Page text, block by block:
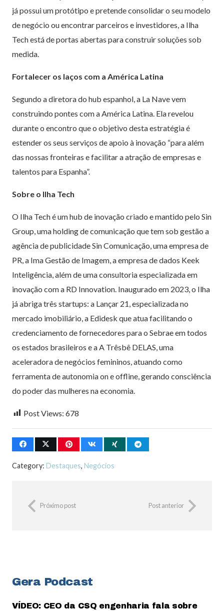
já possui um protótipo e pretende consolidar o seu modelo
de negócio ou encontrar parceiros e investidores, a Ilha
Tech está de portas abertas para construir soluções sob
medida.
Fortalecer os laços com a América Latina
Segundo a diretora do hub espanhol, a La Nave vem
construindo pontes com a América Latina. Ela revelou
durante o encontro que o objetivo desta estratégia é
estender os seus serviços de apoio à inovação “para além
das nossas fronteiras e facilitar a atração de empresas e
talentos para Espanha”.
Sobre o Ilha Tech
O Ilha Tech é um hub de inovação criado e mantido pelo Sin
Group, uma holding de comunicação que tem sob gestão a
agência de publicidade Sin Comunicação, uma empresa de
PR, a Ima Gestão de Imagem, a empresa de dados Keek
Inteligência, além de uma consultoria especializada em
inovação com a RD Innovation. Inaugurado em 2023, o Ilha
já abriga três startups: a Lançar 21, especializada no
mercado imobiliário, a Edidesk que atua facilitando o
credenciamento de fornecedores para o Sebrae em todos
os estados brasileiros e a A Trêsbê DELAS, uma
aceleradora de negócios femininos, atuando como
ferramenta de autonomia on e offline, gerando consciência
do poder das mulheres na economia.
Post Views: 678
Category: Destaques, Negócios
Próximo post Post anterior
Gera Podcast
VÍDEO: CEO da CSQ engenharia fala sobre